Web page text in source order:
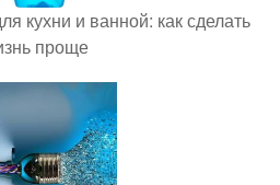
кухни и ванной: как сделать
проще